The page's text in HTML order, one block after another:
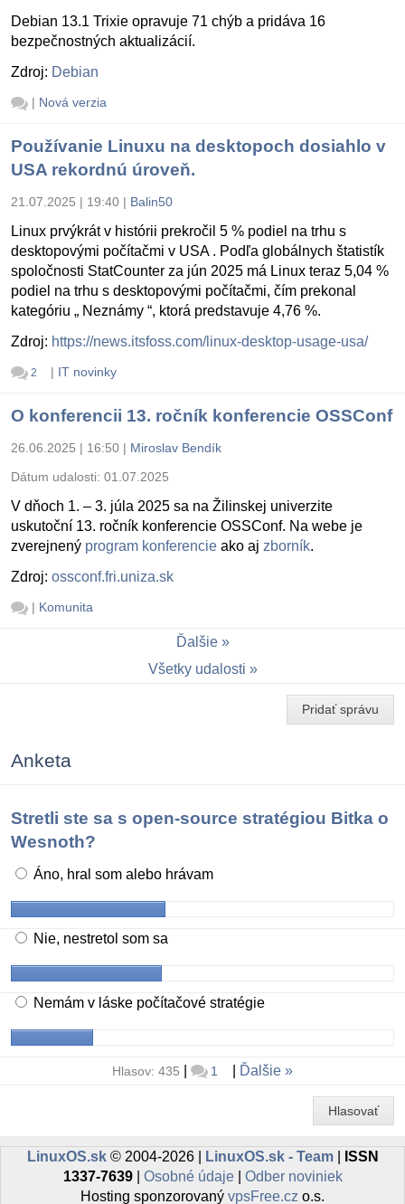
Debian 13.1 Trixie opravuje 71 chýb a pridáva 16
bezpečnostných aktualizácií.
Zdroj: Debian
| Nová verzia
Používanie Linuxu na desktopoch dosiahlo v
USA rekordnú úroveň.
21.07.2025 | 19:40 | Balin50
Linux prvýkrát v histórii prekročil 5 % podiel na trhu s
desktopovými počítačmi v USA . Podľa globálnych štatistík
spoločnosti StatCounter za jún 2025 má Linux teraz 5,04 %
podiel na trhu s desktopovými počítačmi, čím prekonal
kategóriu „ Neznámy “, ktorá predstavuje 4,76 %.
Zdroj: https://news.itsfoss.com/linux-desktop-usage-usa/
2 | IT novinky
O konferencii 13. ročník konferencie OSSConf
26.06.2025 | 16:50 | Miroslav Bendík
Dátum udalosti: 01.07.2025
V dňoch 1. – 3. júla 2025 sa na Žilinskej univerzite
uskutoční 13. ročník konferencie OSSConf. Na webe je
zverejnený program konferencie ako aj zborník.
Zdroj: ossconf.fri.uniza.sk
| Komunita
Ďalšie
Všetky udalosti
Pridať správu
Anketa
Stretli ste sa s open-source stratégiou Bitka o
Wesnoth?
Áno, hral som alebo hrávam
Nie, nestretol som sa
Nemám v láske počítačové stratégie
Hlasov: 435 1 Ďalšie
Hlasovať
LinuxOS.sk© 2004-2026 | LinuxOS.sk - Team|
ISSN
1337-7639| Osobné údaje| Odber noviniek
Hosting sponzorovaný vpsFree.cz o.s.